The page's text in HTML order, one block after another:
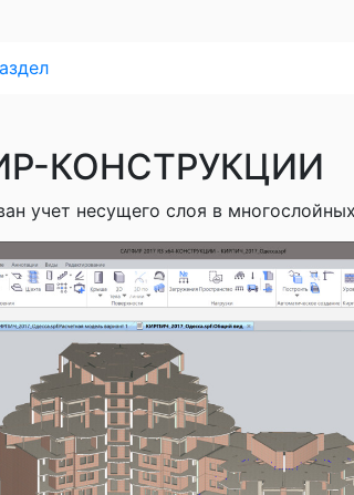
КОНСТРУКЦИИ
учет несущего слоя в